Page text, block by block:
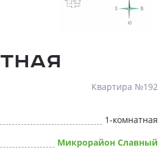
Квартира №192
1-комнатная
Микрорайон Славный